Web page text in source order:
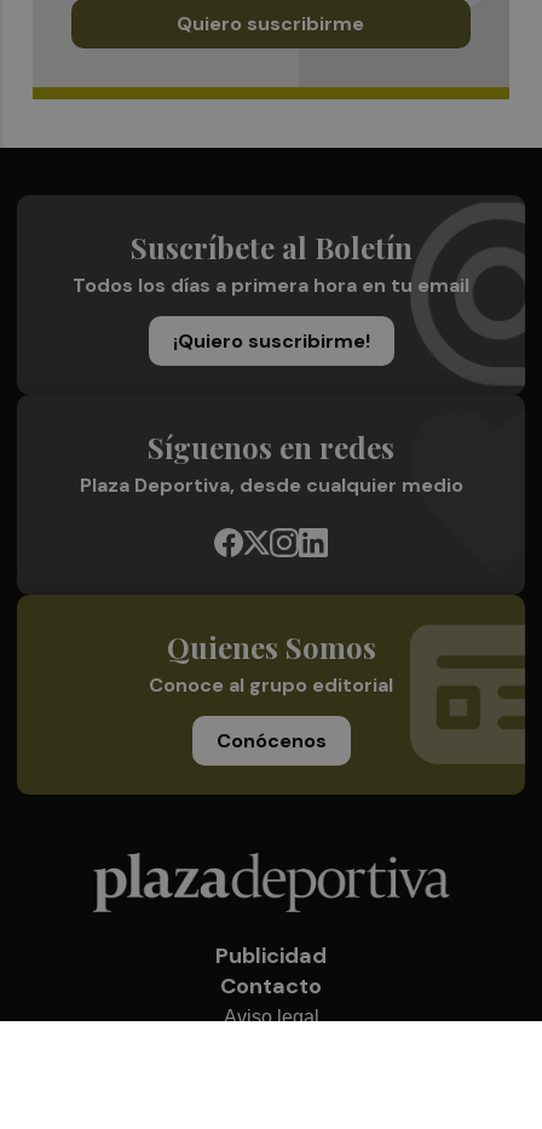
Quiero suscribirme
Suscríbete al Boletín
Todos los días a primera hora en tu email
¡Quiero suscribirme!
Síguenos en redes
Plaza Deportiva, desde cualquier medio
Quienes Somos
Conoce al grupo editorial
Conócenos
Publicidad
Contacto
Aviso legal